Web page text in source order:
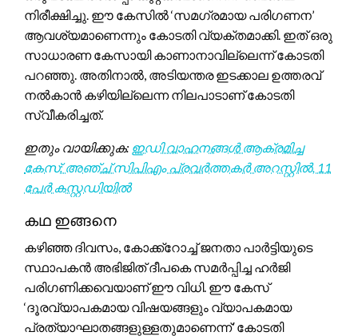
നിരീക്ഷിച്ചു. ഈ കേസിൽ ‘സമഗ്രമായ പരിഗണന’
ആവശ്യമാണെന്നും കോടതി വ്യക്തമാക്കി. ഇത് ഒരു
സാധാരണ കേസായി കാണാനാവില്ലെന്ന് കോടതി
പറഞ്ഞു. അതിനാൽ, അടിയന്തര ഇടക്കാല ഉത്തരവ്
നൽകാൻ കഴിയില്ലെന്ന നിലപാടാണ് കോടതി
സ്വീകരിച്ചത്.
ഇതും വായിക്കുക: ഇഡി വാഹനങ്ങൾ ആക്രമിച്ച
കേസ്: അഞ്ച് സിപിഎം പ്രവർത്തകർ അറസ്റ്റിൽ, 11
പേർ കസ്റ്റഡിയിൽ
കഥ ഇങ്ങനെ
കഴിഞ്ഞ ദിവസം, കോക്ക്റോച്ച് ജനതാ പാർട്ടിയുടെ
സ്ഥാപകൻ അഭിജിത് ദീപകെ സമർപ്പിച്ച ഹർജി
പരിഗണിക്കവെയാണ് ഈ വിധി. ഈ കേസ്
‘ദൂരവ്യാപകമായ വിഷയങ്ങളും വ്യാപകമായ
പ്രത്യാഘാതങ്ങളുള്ളതുമാണെന്ന്’ കോടതി